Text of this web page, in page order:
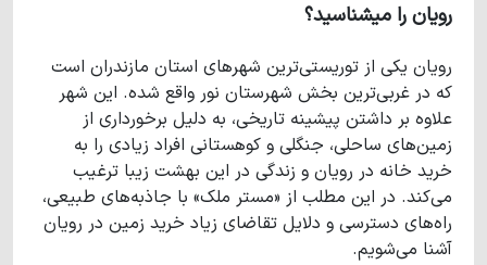
رویان را میشناسید؟
رویان یکی از توریستی‌ترین شهرهای استان مازندران است
که در غربی‌ترین بخش شهرستان نور واقع شده. این شهر
علاوه بر داشتن پیشینه تاریخی، به دلیل برخورداری از
زمین‌های ساحلی، جنگلی و کوهستانی افراد زیادی را به
خرید خانه در رویان و زندگی در این بهشت زیبا ترغیب
می‌کند. در این مطلب از «مستر ملک» با جاذبه‌های طبیعی،
راه‌های دسترسی و دلایل تقاضای زیاد خرید زمین در رویان
آشنا می‌شویم.